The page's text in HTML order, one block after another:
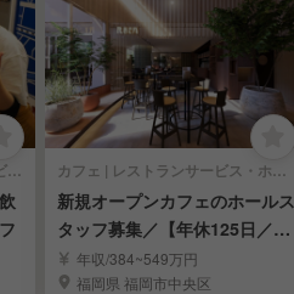
焼き鳥, 居酒屋 | レストランサービス・ホールスタッフ カフェ | レストランサービス・ホールスタッフ
新規オープンカフェのホールス
タッフ募集／【年休125日／完
全週休2日制】
年収/384~549万円
福岡県 福岡市中央区